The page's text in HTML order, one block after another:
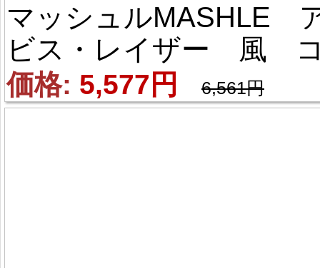
マッシュルMASHLE
ビス・レイザー 風
スプレウィッグ
価格: 5,577円 6,561円